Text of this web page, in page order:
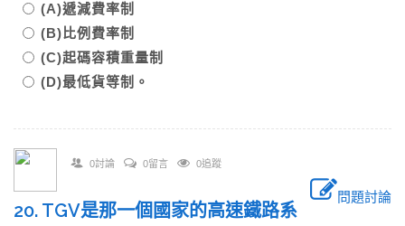
(A)遞減費率制
(B)比例費率制
(C)起碼容積重量制
(D)最低貨等制。
0討論 0留言 0追蹤
問題討論
20. TGV是那一個國家的高速鐵路系